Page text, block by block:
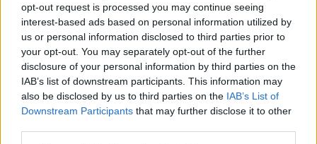
opt-out request is processed you may continue seeing
interest-based ads based on personal information utilized by
us or personal information disclosed to third parties prior to
your opt-out. You may separately opt-out of the further
disclosure of your personal information by third parties on the
IAB’s list of downstream participants. This information may
also be disclosed by us to third parties on the IAB’s List of
Downstream Participants that may further disclose it to other
Campeggio
Campeggio Val Rendena